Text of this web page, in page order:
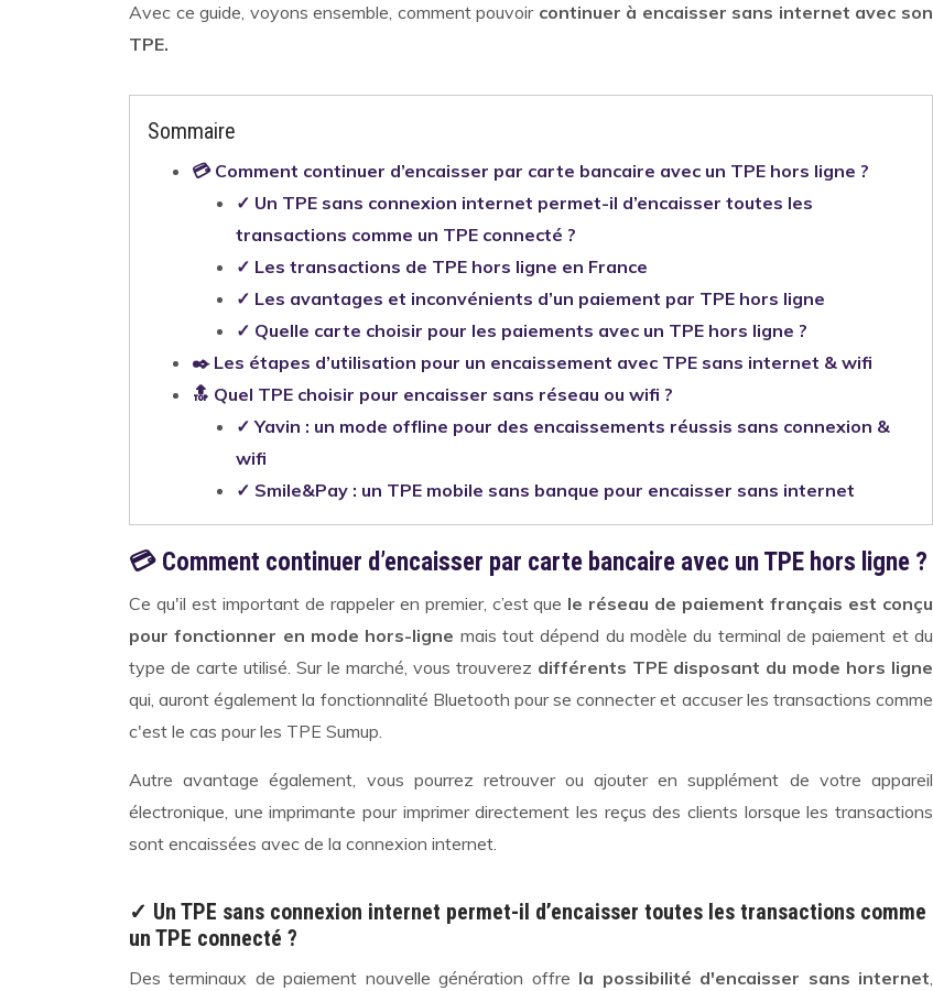
Avec ce guide, voyons ensemble, comment pouvoir continuer à encaisser sans internet avec son
TPE.
Sommaire
💳 Comment continuer d’encaisser par carte bancaire avec un TPE hors ligne ?
✓ Un TPE sans connexion internet permet-il d’encaisser toutes les
transactions comme un TPE connecté ?
✓ Les transactions de TPE hors ligne en France
✓ Les avantages et inconvénients d’un paiement par TPE hors ligne
✓ Quelle carte choisir pour les paiements avec un TPE hors ligne ?
✒️ Les étapes d’utilisation pour un encaissement avec TPE sans internet & wifi
🔝 Quel TPE choisir pour encaisser sans réseau ou wifi ?
✓ Yavin : un mode offline pour des encaissements réussis sans connexion &
wifi
✓ Smile&Pay : un TPE mobile sans banque pour encaisser sans internet
💳 Comment continuer d’encaisser par carte bancaire avec un TPE hors ligne ?
Ce qu'il est important de rappeler en premier, c’est que le réseau de paiement français est conçu
pour fonctionner en mode hors-ligne mais tout dépend du modèle du terminal de paiement et du
type de carte utilisé. Sur le marché, vous trouverez différents TPE disposant du mode hors ligne
qui, auront également la fonctionnalité Bluetooth pour se connecter et accuser les transactions comme
c'est le cas pour les TPE Sumup.
Autre avantage également, vous pourrez retrouver ou ajouter en supplément de votre appareil
électronique, une imprimante pour imprimer directement les reçus des clients lorsque les transactions
sont encaissées avec de la connexion internet.
✓ Un TPE sans connexion internet permet-il d’encaisser toutes les transactions comme
un TPE connecté ?
Des terminaux de paiement nouvelle génération offre la possibilité d'encaisser sans internet,